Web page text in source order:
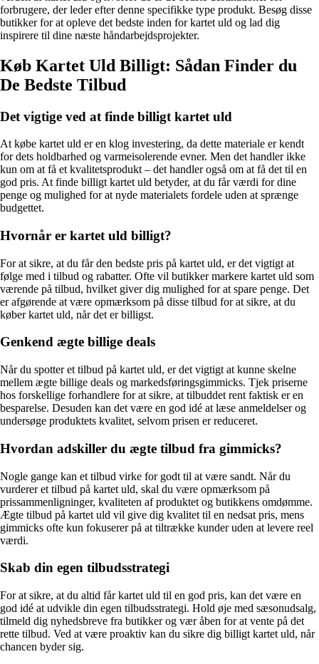
forbrugere, der leder efter denne specifikke type produkt. Besøg disse
butikker for at opleve det bedste inden for kartet uld og lad dig
inspirere til dine næste håndarbejdsprojekter.
Køb Kartet Uld Billigt: Sådan Finder du
De Bedste Tilbud
Det vigtige ved at finde billigt kartet uld
At købe kartet uld er en klog investering, da dette materiale er kendt
for dets holdbarhed og varmeisolerende evner. Men det handler ikke
kun om at få et kvalitetsprodukt – det handler også om at få det til en
god pris. At finde billigt kartet uld betyder, at du får værdi for dine
penge og mulighed for at nyde materialets fordele uden at sprænge
budgettet.
Hvornår er kartet uld billigt?
For at sikre, at du får den bedste pris på kartet uld, er det vigtigt at
følge med i tilbud og rabatter. Ofte vil butikker markere kartet uld som
værende på tilbud, hvilket giver dig mulighed for at spare penge. Det
er afgørende at være opmærksom på disse tilbud for at sikre, at du
køber kartet uld, når det er billigst.
Genkend ægte billige deals
Når du spotter et tilbud på kartet uld, er det vigtigt at kunne skelne
mellem ægte billige deals og markedsføringsgimmicks. Tjek priserne
hos forskellige forhandlere for at sikre, at tilbuddet rent faktisk er en
besparelse. Desuden kan det være en god idé at læse anmeldelser og
undersøge produktets kvalitet, selvom prisen er reduceret.
Hvordan adskiller du ægte tilbud fra gimmicks?
Nogle gange kan et tilbud virke for godt til at være sandt. Når du
vurderer et tilbud på kartet uld, skal du være opmærksom på
prissammenligninger, kvaliteten af produktet og butikkens omdømme.
Ægte tilbud på kartet uld vil give dig kvalitet til en nedsat pris, mens
gimmicks ofte kun fokuserer på at tiltrække kunder uden at levere reel
værdi.
Skab din egen tilbudsstrategi
For at sikre, at du altid får kartet uld til en god pris, kan det være en
god idé at udvikle din egen tilbudsstrategi. Hold øje med sæsonudsalg,
tilmeld dig nyhedsbreve fra butikker og vær åben for at vente på det
rette tilbud. Ved at være proaktiv kan du sikre dig billigt kartet uld, når
chancen byder sig.